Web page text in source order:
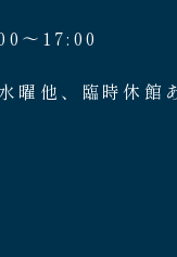
〜17:00
曜他、臨時休館